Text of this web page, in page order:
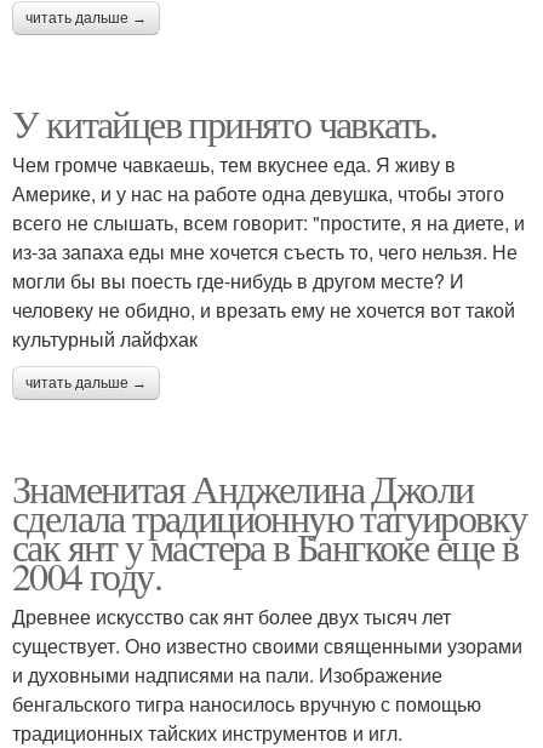
читать дальше →
У китайцев принято чавкать.
Чем громче чавкаешь, тем вкуснее еда. Я живу в
Америке, и у нас на работе одна девушка, чтобы этого
всего не слышать, всем говорит: "простите, я на диете, и
из-за запаха еды мне хочется съесть то, чего нельзя. Не
могли бы вы поесть где-нибудь в другом месте? И
человеку не обидно, и врезать ему не хочется вот такой
культурный лайфхак
читать дальше →
Знаменитая Анджелина Джоли
сделала традиционную татуировку
сак янт у мастера в Бангкоке еще в
2004 году.
Древнее искусство сак янт более двух тысяч лет
существует. Оно известно своими священными узорами
и духовными надписями на пали. Изображение
бенгальского тигра наносилось вручную с помощью
традиционных тайских инструментов и игл.